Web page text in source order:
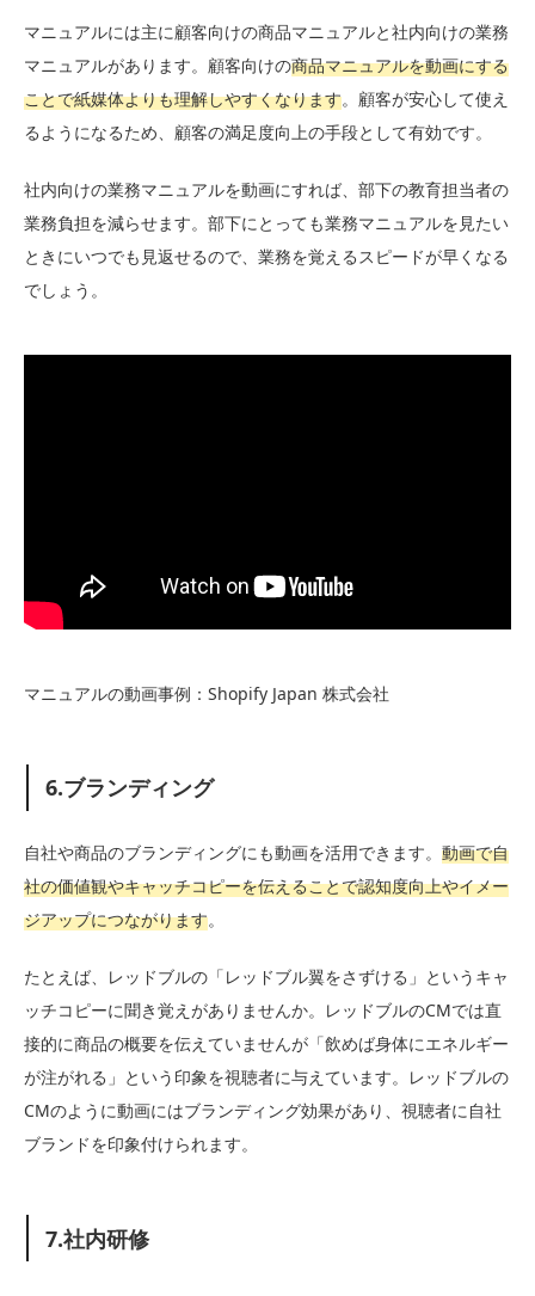
マニュアルには主に顧客向けの商品マニュアルと社内向けの業務
マニュアルがあります。顧客向けの商品マニュアルを動画にする
ことで紙媒体よりも理解しやすくなります。顧客が安心して使え
るようになるため、顧客の満足度向上の手段として有効です。
社内向けの業務マニュアルを動画にすれば、部下の教育担当者の
業務負担を減らせます。部下にとっても業務マニュアルを見たい
ときにいつでも見返せるので、業務を覚えるスピードが早くなる
でしょう。
マニュアルの動画事例：Shopify Japan 株式会社
6.ブランディング
自社や商品のブランディングにも動画を活用できます。 動画で自
社の価値観やキャッチコピーを伝えることで認知度向上やイメー
ジアップにつながります。
たとえば、レッドブルの「レッドブル翼をさずける」というキャ
ッチコピーに聞き覚えがありませんか。レッドブルのCMでは直
接的に商品の概要を伝えていませんが「飲めば身体にエネルギー
が注がれる」という印象を視聴者に与えています。レッドブルの
CMのように動画にはブランディング効果があり、視聴者に自社
ブランドを印象付けられます。
7.社内研修